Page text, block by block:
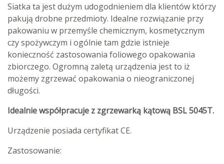
Siatka ta jest dużym udogodnieniem dla klientów którzy
pakują drobne przedmioty. Idealne rozwiązanie przy
pakowaniu w przemyśle chemicznym, kosmetycznym
czy spożywczym i ogólnie tam gdzie istnieje
konieczność zastosowania foliowego opakowania
zbiorczego. Ogromną zaletą urządzenia jest to iż
możemy zgrzewać opakowania o nieograniczonej
długości.
Idealnie współpracuje z zgrzewarką kątową BSL 5045T.
Urządzenie posiada certyfikat CE.
Zastosowanie: